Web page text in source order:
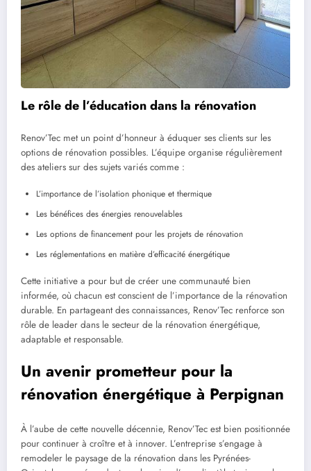
Le rôle de l’éducation dans la rénovation
Renov’Tec met un point d’honneur à éduquer ses clients sur les
options de rénovation possibles. L’équipe organise régulièrement
des ateliers sur des sujets variés comme :
L’importance de l’isolation phonique et thermique
Les bénéfices des énergies renouvelables
Les options de financement pour les projets de rénovation
Les réglementations en matière d’efficacité énergétique
Cette initiative a pour but de créer une communauté bien
informée, où chacun est conscient de l’importance de la rénovation
durable. En partageant des connaissances, Renov’Tec renforce son
rôle de leader dans le secteur de la rénovation énergétique,
adaptable et responsable.
Un avenir prometteur pour la
rénovation énergétique à Perpignan
À l’aube de cette nouvelle décennie, Renov’Tec est bien positionnée
pour continuer à croître et à innover. L’entreprise s’engage à
remodeler le paysage de la rénovation dans les Pyrénées-